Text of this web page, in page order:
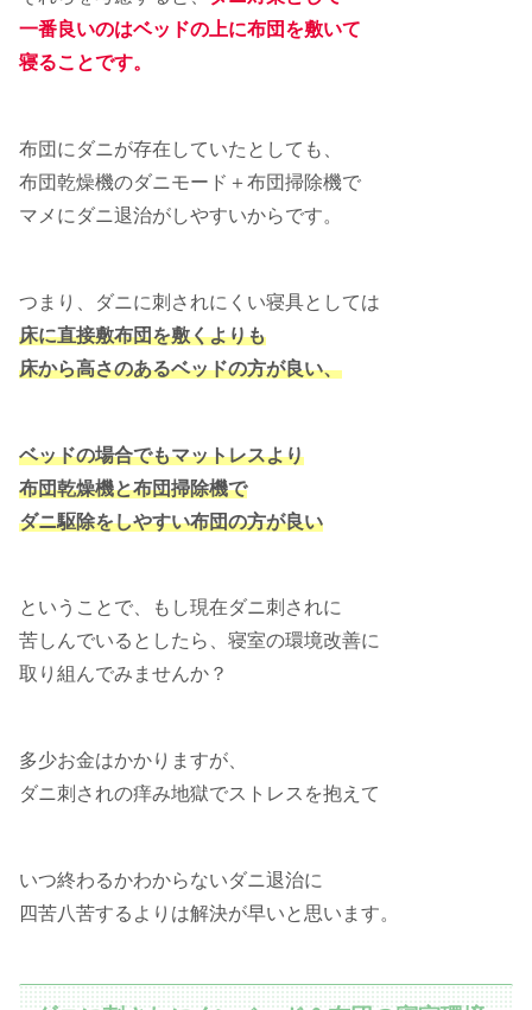
一番良いのはベッドの上に布団を敷いて
寝ることです。
布団にダニが存在していたとしても、
布団乾燥機のダニモード＋布団掃除機で
マメにダニ退治がしやすいからです。
つまり、ダニに刺されにくい寝具としては
床に直接敷布団を敷くよりも
床から高さのあるベッドの方が良い、
ベッドの場合でもマットレスより
布団乾燥機と布団掃除機で
ダニ駆除をしやすい布団の方が良い
ということで、もし現在ダニ刺されに
苦しんでいるとしたら、寝室の環境改善に
取り組んでみませんか？
多少お金はかかりますが、
ダニ刺されの痒み地獄でストレスを抱えて
いつ終わるかわからないダニ退治に
四苦八苦するよりは解決が早いと思います。